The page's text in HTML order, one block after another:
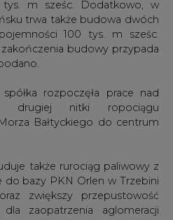
rozpoczęła prace nad
drugiej nitki ropociągu
Bałtyckiego do centrum
także rurociąg paliwowy z
bazy PKN Orlen w Trzebini
zwiększy przepustowość
spółką, strategiczną dla
Polski, zarządza na